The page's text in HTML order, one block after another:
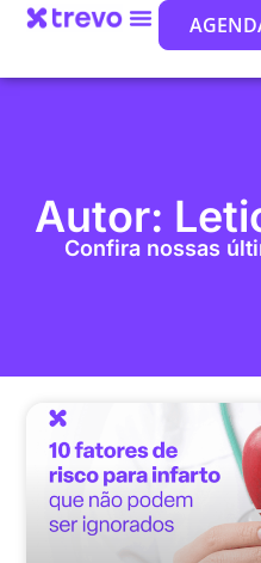
Autor:
Confira nossas